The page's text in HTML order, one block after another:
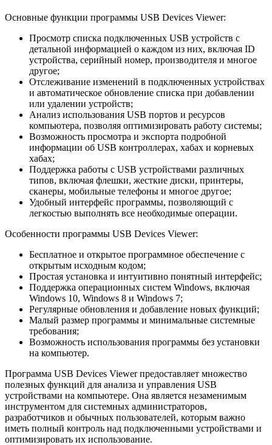
Основные функции программы USB Devices Viewer:
Просмотр списка подключенных USB устройств с
детальной информацией о каждом из них, включая ID
устройства, серийный номер, производителя и многое
другое;
Отслеживание изменений в подключенных устройствах
и автоматическое обновление списка при добавлении
или удалении устройств;
Анализ использования USB портов и ресурсов
компьютера, позволяя оптимизировать работу системы;
Возможность просмотра и экспорта подробной
информации об USB контроллерах, хабах и корневых
хабах;
Поддержка работы с USB устройствами различных
типов, включая флешки, жесткие диски, принтеры,
сканеры, мобильные телефоны и многое другое;
Удобный интерфейс программы, позволяющий с
легкостью выполнять все необходимые операции.
Особенности программы USB Devices Viewer:
Бесплатное и открытое программное обеспечение с
открытым исходным кодом;
Простая установка и интуитивно понятный интерфейс;
Поддержка операционных систем Windows, включая
Windows 10, Windows 8 и Windows 7;
Регулярные обновления и добавление новых функций;
Малый размер программы и минимальные системные
требования;
Возможность использования программы без установки
на компьютер.
Программа USB Devices Viewer предоставляет множество
полезных функций для анализа и управления USB
устройствами на компьютере. Она является незаменимым
инструментом для системных администраторов,
разработчиков и обычных пользователей, которым важно
иметь полный контроль над подключенными устройствами и
оптимизировать их использование.